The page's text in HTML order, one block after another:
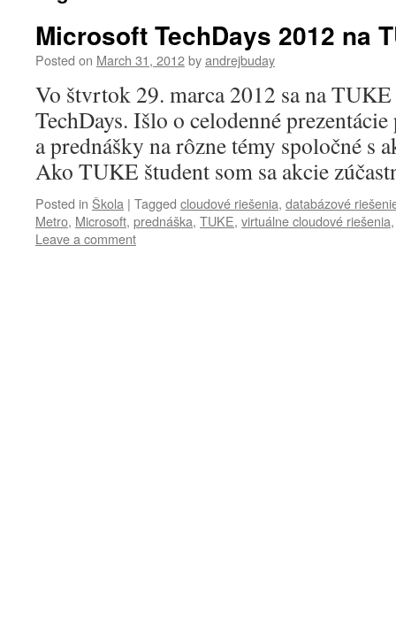
Microsoft TechDays 2012 na
Posted on March 31, 2012byandrejbuday
Vo štvrtok 29. marca 2012 sa na
TechDays. Išlo o celodenné
a prednášky na rôzne témy spoločné s
Ako TUKE študent som sa akcie
Posted in Škola | Tagged cloudové riešenia, databázové
Metro, Microsoft, prednáška, TUKE, virtuálne cloudové riešenia
Leave a comment